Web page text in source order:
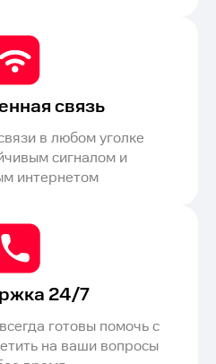
связь
в любом уголке
сигналом и
интернетом
24/7
готовы помочь с
на ваши вопросы